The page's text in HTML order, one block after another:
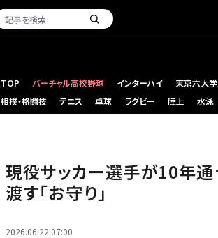
TOP バーチャル高校野球 インターハイ
東京六大
相撲・格闘技
テニス 卓球 ラグビー 陸上 水泳
現役サッカー選手が10年
渡す「お守り」
2026.06.22 07:00